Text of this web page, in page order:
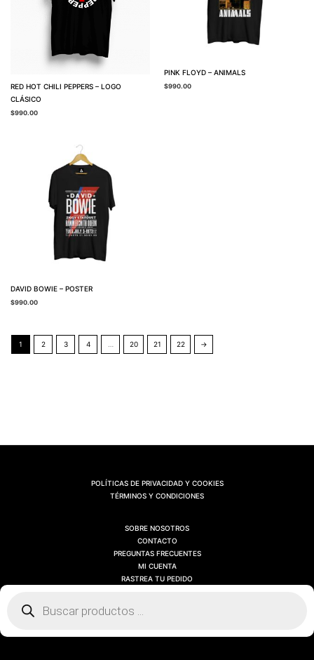
RED HOT CHILI PEPPERS – LOGO
CLÁSICO
$990.00
PINK FLOYD – ANIMALS
$990.00
DAVID BOWIE – POSTER
$990.00
1 2 3 4 20 21 22 →
POLÍTICAS DE PRIVACIDAD Y COOKIES
TÉRMINOS Y CONDICIONES
SOBRE NOSOTROS
CONTACTO
PREGUNTAS FRECUENTES
MI CUENTA
RASTREA TU PEDIDO
Búsqueda